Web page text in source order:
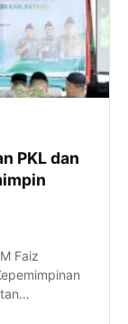
PKL dan
Faiz